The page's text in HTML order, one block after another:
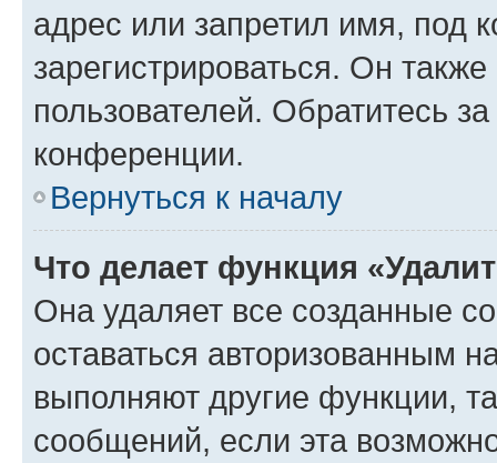
адрес или запретил имя, под
зарегистрироваться. Он
пользователей. Обратитесь
конференции.
Вернуться к началу
Что делает функция
Она удаляет все созданные
оставаться авторизованным
выполняют другие функции,
сообщений, если эта